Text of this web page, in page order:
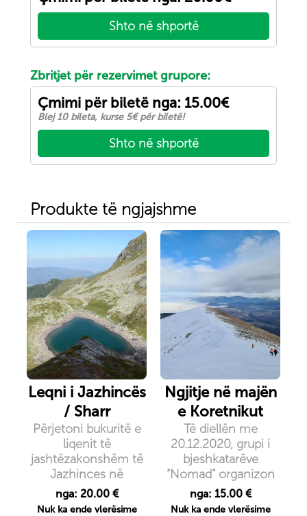
Shto në shportë
Zbritjet për rezervimet grupore:
Çmimi për biletë nga: 15.00€
Blej 10 bileta, kurse 5€ për biletë!
Shto në shportë
Produkte të ngjajshme
Leqni i Jazhincës
/ Sharr
Përjetoni bukuritë e
liqenit të
jashtëzakonshëm të
Jazhinces në
Bjeshkët e Sharrit.
nga: 20.00 €
Nuk ka ende vlerësime
Ngjitje në majën
e Koretnikut
Të diellën me
20.12.2020, grupi i
bjeshkatarëve
“Nomad” organizon
hiking në Majën e
Koretnikut,
nga: 15.00 €
Nuk ka ende vlerësime